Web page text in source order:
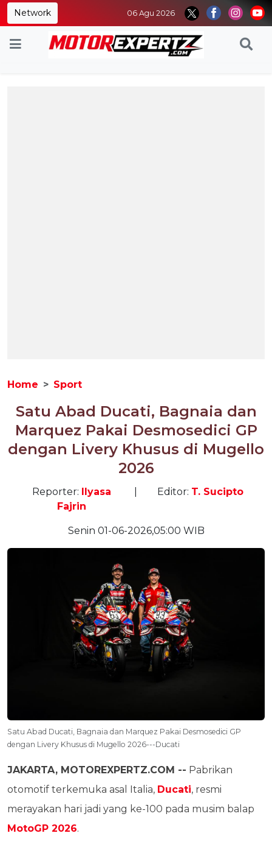
Network 06 Agu 2026
Home Sport
Satu Abad Ducati, Bagnaia dan
Marquez Pakai Desmosedici GP
dengan Livery Khusus di Mugello
2026
Reporter: Ilyasa
Fajrin
Editor: T. Sucipto
Senin 01-06-2026,05:00 WIB
Satu Abad Ducati, Bagnaia dan Marquez Pakai Desmosedici GP
dengan Livery Khusus di Mugello 2026---Ducati
JAKARTA, MOTOREXPERTZ.COM -- Pabrikan
otomotif terkemuka asal Italia, Ducati, resmi
merayakan hari jadi yang ke-100 pada musim balap
MotoGP 2026.